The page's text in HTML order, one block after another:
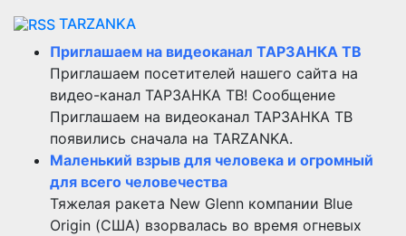
TARZANKA
Приглашаем на видеоканал ТАРЗАНКА ТВ
Приглашаем посетителей нашего сайта на
видео-канал ТАРЗАНКА ТВ! Сообщение
Приглашаем на видеоканал ТАРЗАНКА ТВ
появились сначала на TARZANKA.
Маленький взрыв для человека и огромный
для всего человечества
Тяжелая ракета New Glenn компании Blue
Origin (США) взорвалась во время огневых